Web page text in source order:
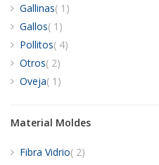
Gallinas 1 artículo
Gallos 1 artículo
Pollitos 4artículos
Otros 2artículos
Oveja 1 artículo
Material Moldes
Fibra Vidrio 2artículos